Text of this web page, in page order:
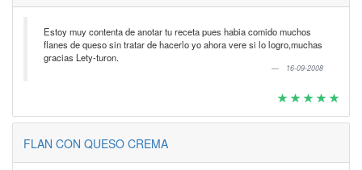
Estoy muy contenta de anotar tu receta pues habia comido muchos
flanes de queso sin tratar de hacerlo yo ahora vere si lo logro,muchas
gracias Lety-turon.
16-09-2008
FLAN CON QUESO CREMA